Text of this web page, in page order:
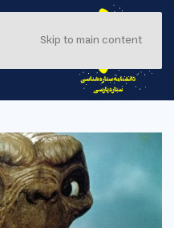
Skip to main content